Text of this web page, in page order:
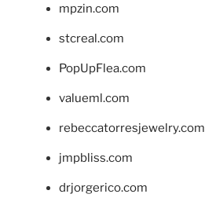
mpzin.com
stcreal.com
PopUpFlea.com
valueml.com
rebeccatorresjewelry.com
jmpbliss.com
drjorgerico.com